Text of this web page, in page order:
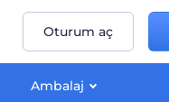
Ambalaj
Oturum aç